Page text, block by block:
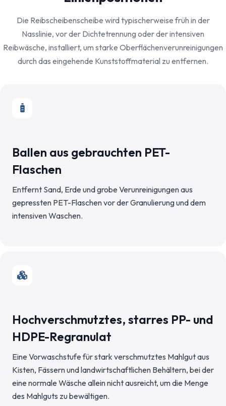
Die Reibscheibenscheibe wird typischerweise früh in der
Nasslinie, vor der Dichtetrennung oder der intensiven
Reibwäsche, installiert, um starke Oberflächenverunreinigungen
durch das eingehende Kunststoffmaterial zu entfernen.
Ballen aus gebrauchten PET-
Flaschen
Entfernt Sand, Erde und grobe Verunreinigungen aus
gepressten PET-Flaschen vor der Granulierung und dem
intensiven Waschen.
Hochverschmutztes, starres PP- und
HDPE-Regranulat
Eine Vorwaschstufe für stark verschmutztes Mahlgut aus
Kisten, Fässern und landwirtschaftlichen Behältern, bei der
eine normale Wäsche allein nicht ausreicht, um die Menge
des Mahlguts zu bewältigen.